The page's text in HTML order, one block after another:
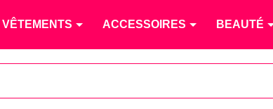
VÊTEMENTS ACCESSOIRES BEAUTÉ